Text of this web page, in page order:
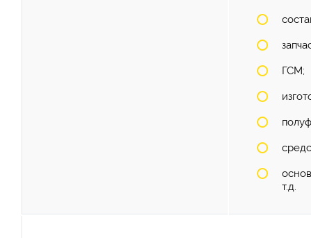
ГСМ;
т.д.